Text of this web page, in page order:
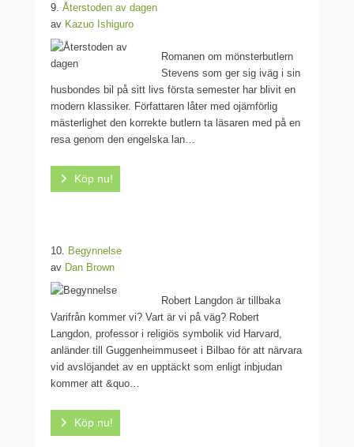
9. Återstoden av dagen
av Kazuo Ishiguro
Romanen om mönsterbutlern
Stevens som ger sig iväg i sin
husbondes bil på sitt livs första semester har blivit en
modern klassiker. Författaren låter med ojämförlig
mästerlighet den korrekte butlern ta läsaren med på en
resa genom den engelska lan…
Köp nu!
10. Begynnelse
av Dan Brown
Robert Langdon är tillbaka
Varifrån kommer vi? Vart är vi på väg? Robert
Langdon, professor i religiös symbolik vid Harvard,
anländer till Guggenheimmuseet i Bilbao för att närvara
vid avslöjandet av en upptäckt som enligt inbjudan
kommer att &quo…
Köp nu!